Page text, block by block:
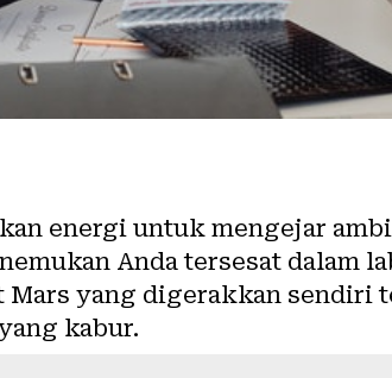
energi untuk mengejar
Anda tersesat dalam
Mars yang digerakkan
kabur.